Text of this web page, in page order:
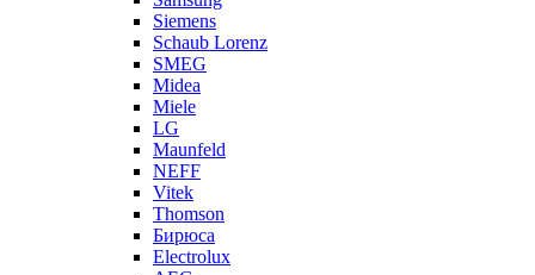
Siemens
Schaub Lorenz
SMEG
Midea
Miele
LG
Maunfeld
NEFF
Vitek
Thomson
Бирюса
Electrolux